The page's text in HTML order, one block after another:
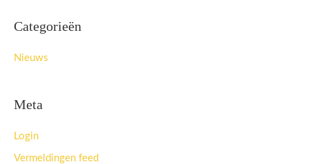
Categorieën
Nieuws
Meta
Login
Vermeldingen feed